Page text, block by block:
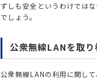
ずしも安全というわけでは
でしょう。
公衆無線LANを取
公衆無線LANの利用に関し